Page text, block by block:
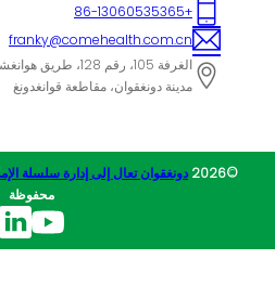
+86-13060535365
franky@comehealth.com.cn
الغرفة 105، رقم
مدينة دونغقوان، مقاطعة قوانغدونغ
©2026 دونغقوان تعال إلى إدارة سلسلة
محفوظة